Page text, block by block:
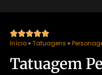

Início» Tatuagens »
Tatuagem